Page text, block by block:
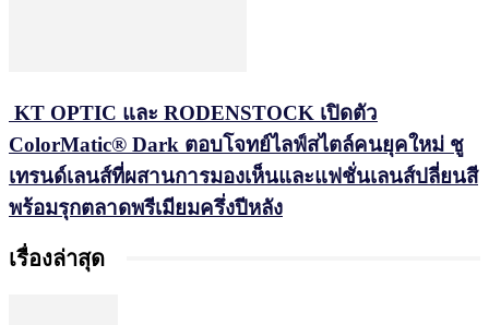
KT OPTIC และ RODENSTOCK เปิดตัว
ColorMatic® Dark ตอบโจทย์ไลฟ์สไตล์คนยุคใหม่ ชู
เทรนด์เลนส์ที่ผสานการมองเห็นและแฟชั่นเลนส์ปลี่ยนสี
พร้อมรุกตลาดพรีเมียมครึ่งปีหลัง
เรื่องล่าสุด